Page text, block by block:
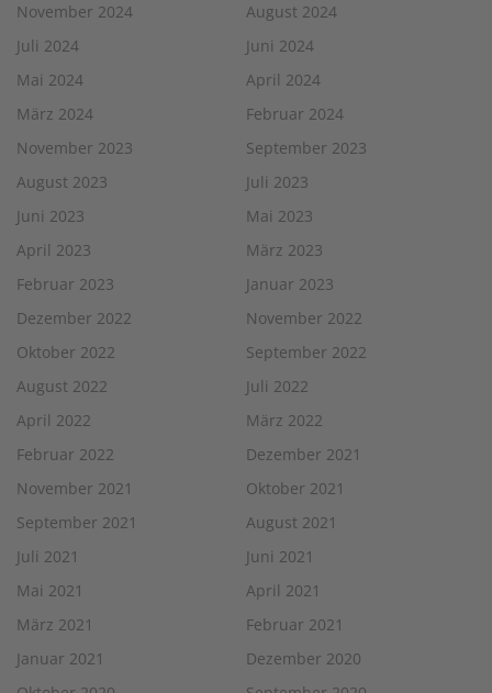
November 2024
August 2024
Juli 2024
Juni 2024
Mai 2024
April 2024
März 2024
Februar 2024
November 2023
September 2023
August 2023
Juli 2023
Juni 2023
Mai 2023
April 2023
März 2023
Februar 2023
Januar 2023
Dezember 2022
November 2022
Oktober 2022
September 2022
August 2022
Juli 2022
April 2022
März 2022
Februar 2022
Dezember 2021
November 2021
Oktober 2021
September 2021
August 2021
Juli 2021
Juni 2021
Mai 2021
April 2021
März 2021
Februar 2021
Januar 2021
Dezember 2020